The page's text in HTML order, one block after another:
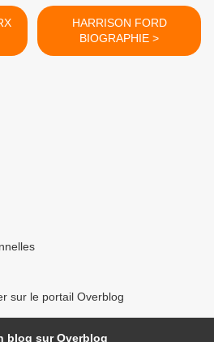
HARRISON FORD
BIOGRAPHIE >
sur le portail Overblog
blog sur Overblog